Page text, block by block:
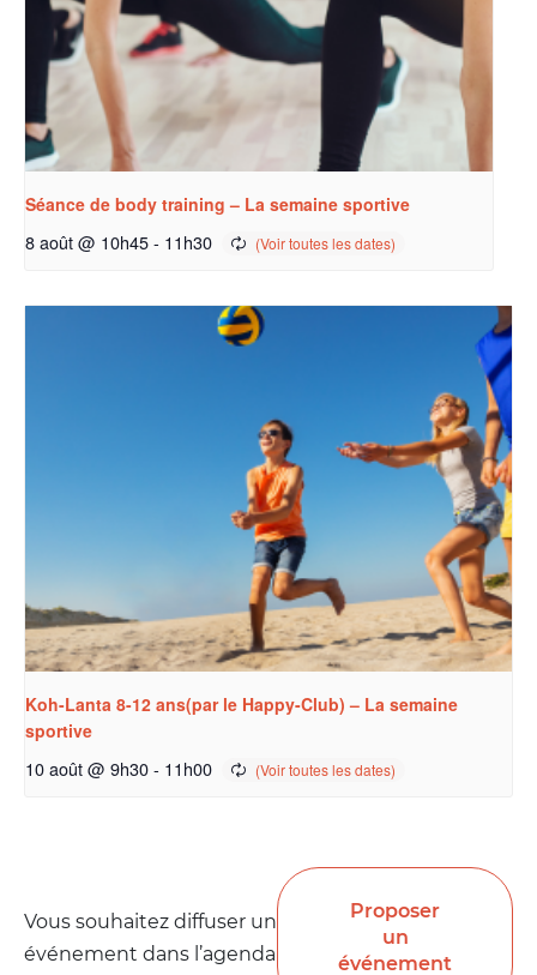
Séance de body training – La semaine sportive
8 août @ 10h45- 11h30
Koh-Lanta 8-12 ans(par le Happy-Club) – La semaine
sportive
10 août @ 9h30- 11h00
Vous souhaitez diffuser un
événement dans l’agenda
Proposer
un
événement